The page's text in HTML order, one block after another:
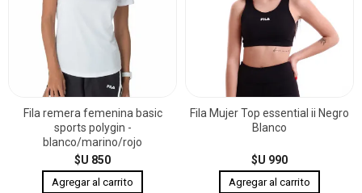
Fila remera femenina basic
sports polygin -
blanco/marino/rojo
$U 850
Fila Mujer Top essential ii Negro
Blanco
$U 990